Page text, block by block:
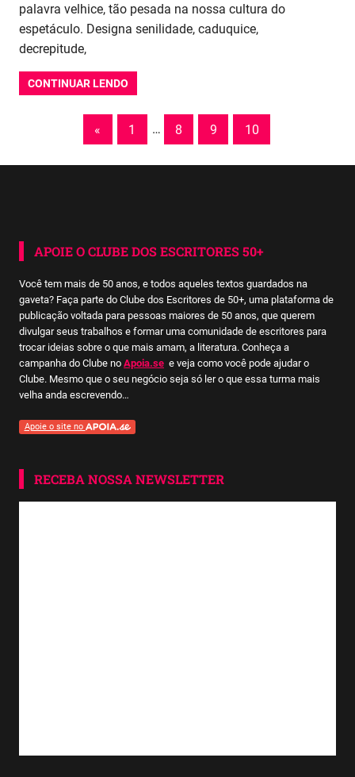
palavra velhice, tão pesada na nossa cultura do
espetáculo. Designa senilidade, caduquice,
decrepitude,
CONTINUAR LENDO
Paginação
de
« Previous
Posts
1 … 8 9 10
APOIE O CLUBE DOS ESCRITORES 50+
Você tem mais de 50 anos, e todos aqueles textos guardados na
gaveta? Faça parte do Clube dos Escritores de 50+, uma plataforma de
publicação voltada para pessoas maiores de 50 anos, que querem
divulgar seus trabalhos e formar uma comunidade de escritores para
trocar ideias sobre o que mais amam, a literatura. Conheça a
campanha do Clube no Apoia.se e veja como você pode ajudar o
Clube. Mesmo que o seu negócio seja só ler o que essa turma mais
velha anda escrevendo…
Apoie o site no
RECEBA NOSSA NEWSLETTER